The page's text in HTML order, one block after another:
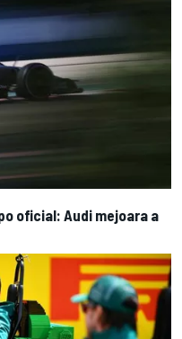
oficial: Audi mejoara a